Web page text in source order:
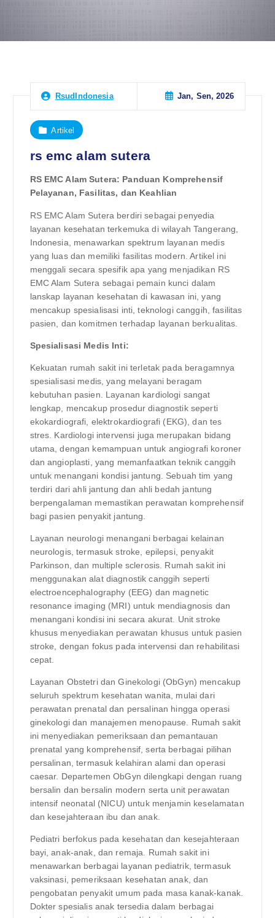
RsudIndonesia Jan, Sen, 2026
Artikel
rs emc alam sutera
RS EMC Alam Sutera: Panduan Komprehensif
Pelayanan, Fasilitas, dan Keahlian
RS EMC Alam Sutera berdiri sebagai penyedia
layanan kesehatan terkemuka di wilayah Tangerang,
Indonesia, menawarkan spektrum layanan medis
yang luas dan memiliki fasilitas modern. Artikel ini
menggali secara spesifik apa yang menjadikan RS
EMC Alam Sutera sebagai pemain kunci dalam
lanskap layanan kesehatan di kawasan ini, yang
mencakup spesialisasi inti, teknologi canggih, fasilitas
pasien, dan komitmen terhadap layanan berkualitas.
Spesialisasi Medis Inti:
Kekuatan rumah sakit ini terletak pada beragamnya
spesialisasi medis, yang melayani beragam
kebutuhan pasien. Layanan kardiologi sangat
lengkap, mencakup prosedur diagnostik seperti
ekokardiografi, elektrokardiografi (EKG), dan tes
stres. Kardiologi intervensi juga merupakan bidang
utama, dengan kemampuan untuk angiografi koroner
dan angioplasti, yang memanfaatkan teknik canggih
untuk menangani kondisi jantung. Sebuah tim yang
terdiri dari ahli jantung dan ahli bedah jantung
berpengalaman memastikan perawatan komprehensif
bagi pasien penyakit jantung.
Layanan neurologi menangani berbagai kelainan
neurologis, termasuk stroke, epilepsi, penyakit
Parkinson, dan multiple sclerosis. Rumah sakit ini
menggunakan alat diagnostik canggih seperti
electroencephalography (EEG) dan magnetic
resonance imaging (MRI) untuk mendiagnosis dan
menangani kondisi ini secara akurat. Unit stroke
khusus menyediakan perawatan khusus untuk pasien
stroke, dengan fokus pada intervensi dan rehabilitasi
cepat.
Layanan Obstetri dan Ginekologi (ObGyn) mencakup
seluruh spektrum kesehatan wanita, mulai dari
perawatan prenatal dan persalinan hingga operasi
ginekologi dan manajemen menopause. Rumah sakit
ini menyediakan pemeriksaan dan pemantauan
prenatal yang komprehensif, serta berbagai pilihan
persalinan, termasuk kelahiran alami dan operasi
caesar. Departemen ObGyn dilengkapi dengan ruang
bersalin dan bersalin modern serta unit perawatan
intensif neonatal (NICU) untuk menjamin keselamatan
dan kesejahteraan ibu dan anak.
Pediatri berfokus pada kesehatan dan kesejahteraan
bayi, anak-anak, dan remaja. Rumah sakit ini
menawarkan berbagai layanan pediatrik, termasuk
vaksinasi, pemeriksaan kesehatan anak, dan
pengobatan penyakit umum pada masa kanak-kanak.
Dokter spesialis anak tersedia dalam berbagai